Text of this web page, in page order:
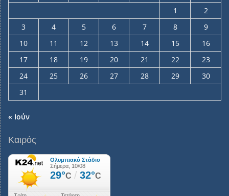
1
2
3
4 5 6 7 8
9
10
11 12 13 14 15
16
17
18 19 20 21 22
23
24
25 26 27 28 29
30
31
« Ιούν
Καιρός